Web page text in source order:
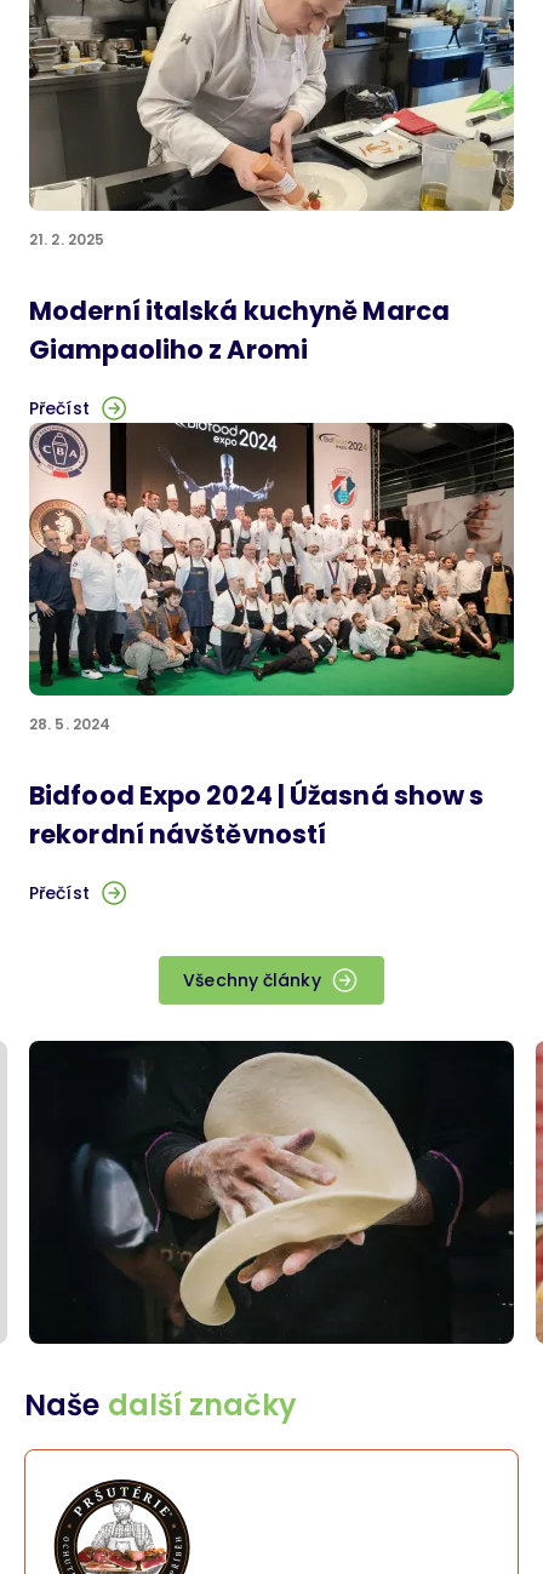
21. 2. 2025
Moderní italská kuchyně Marca
Giampaoliho z Aromi
Přečíst
28. 5. 2024
Bidfood Expo 2024 | Úžasná show s
rekordní návštěvností
Přečíst
Všechny články
Naše další značky